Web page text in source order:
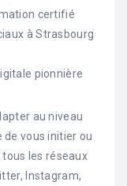
certifié
à Strasbourg
pionnière
au niveau
de vous initier ou
les réseaux
Instagram,